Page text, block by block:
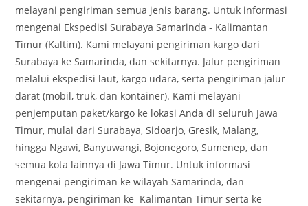
melayani pengiriman semua jenis barang. Untuk informasi
mengenai Ekspedisi Surabaya Samarinda - Kalimantan
Timur (Kaltim). Kami melayani pengiriman kargo dari
Surabaya ke Samarinda, dan sekitarnya. Jalur pengiriman
melalui ekspedisi laut, kargo udara, serta pengiriman jalur
darat (mobil, truk, dan kontainer). Kami melayani
penjemputan paket/kargo ke lokasi Anda di seluruh Jawa
Timur, mulai dari Surabaya, Sidoarjo, Gresik, Malang,
hingga Ngawi, Banyuwangi, Bojonegoro, Sumenep, dan
semua kota lainnya di Jawa Timur. Untuk informasi
mengenai pengiriman ke wilayah Samarinda, dan
sekitarnya, pengiriman ke Kalimantan Timur serta ke